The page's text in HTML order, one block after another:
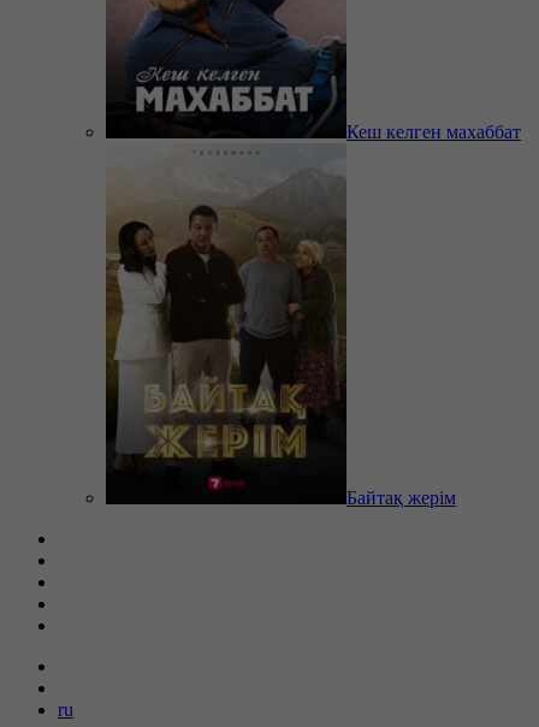
Кеш келген махаббат
Байтақ жерім
ru